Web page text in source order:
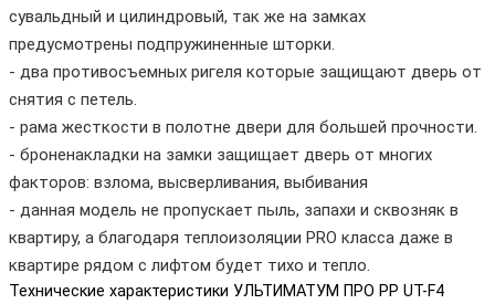
сувальдный и цилиндровый, так же на замках
предусмотрены подпружиненные шторки.
- два противосъемных ригеля которые защищают дверь от
снятия с петель.
- рама жесткости в полотне двери для большей прочности.
- броненакладки на замки защищает дверь от многих
факторов: взлома, высверливания, выбивания
- данная модель не пропускает пыль, запахи и сквозняк в
квартиру, а благодаря теплоизоляции PRO класса даже в
квартире рядом с лифтом будет тихо и тепло.
Технические характеристики УЛЬТИМАТУМ ПРО PP UT-F4